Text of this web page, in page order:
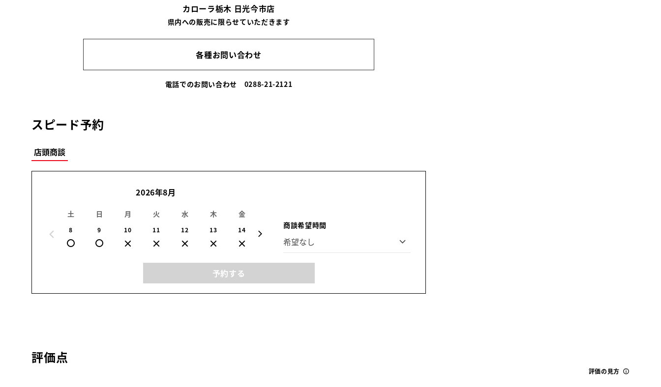
カローラ栃木 日光今市店
県内への販売に限らせていただきます
各種お問い合わせ
電話でのお問い合わせ 0288-21-2121
スピード予約
店頭商談
2026年8月
土
8
日
9
月
10
火
11
水
12
木
13
金
14 16 17
商談希望時間
予約する
評価点
評価の見方